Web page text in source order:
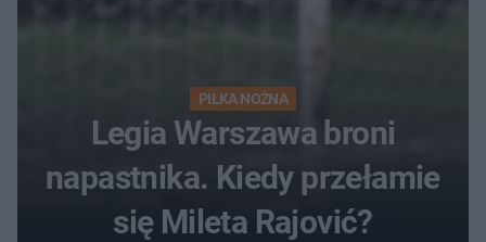
PIŁKA NOŻNA
Legia Warszawa broni
napastnika. Kiedy przełamie
się Mileta Rajović?